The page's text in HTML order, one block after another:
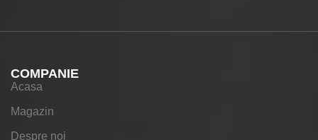
COMPANIE
Acasa
Magazin
Despre noi